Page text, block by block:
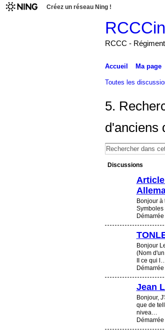
Créez un réseau Ning !
RCCC -
Accueil Ma page
Toutes les
5.
d'anciens
Discussions
Bonjour à
Bonjour
(Nom
II ce qui
Jean
Bonjour,
que de
nivea…